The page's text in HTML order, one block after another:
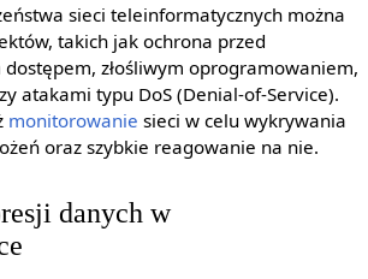
sieci teleinformatycznych można
takich jak ochrona przed
złośliwym oprogramowaniem,
atakami typu DoS (Denial-of-Service).
monitorowanie sieci w celu wykrywania
oraz szybkie reagowanie na nie.
danych w